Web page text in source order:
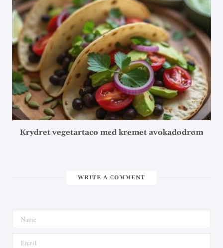
Krydret vegetartaco med kremet avokadodrøm
WRITE A COMMENT